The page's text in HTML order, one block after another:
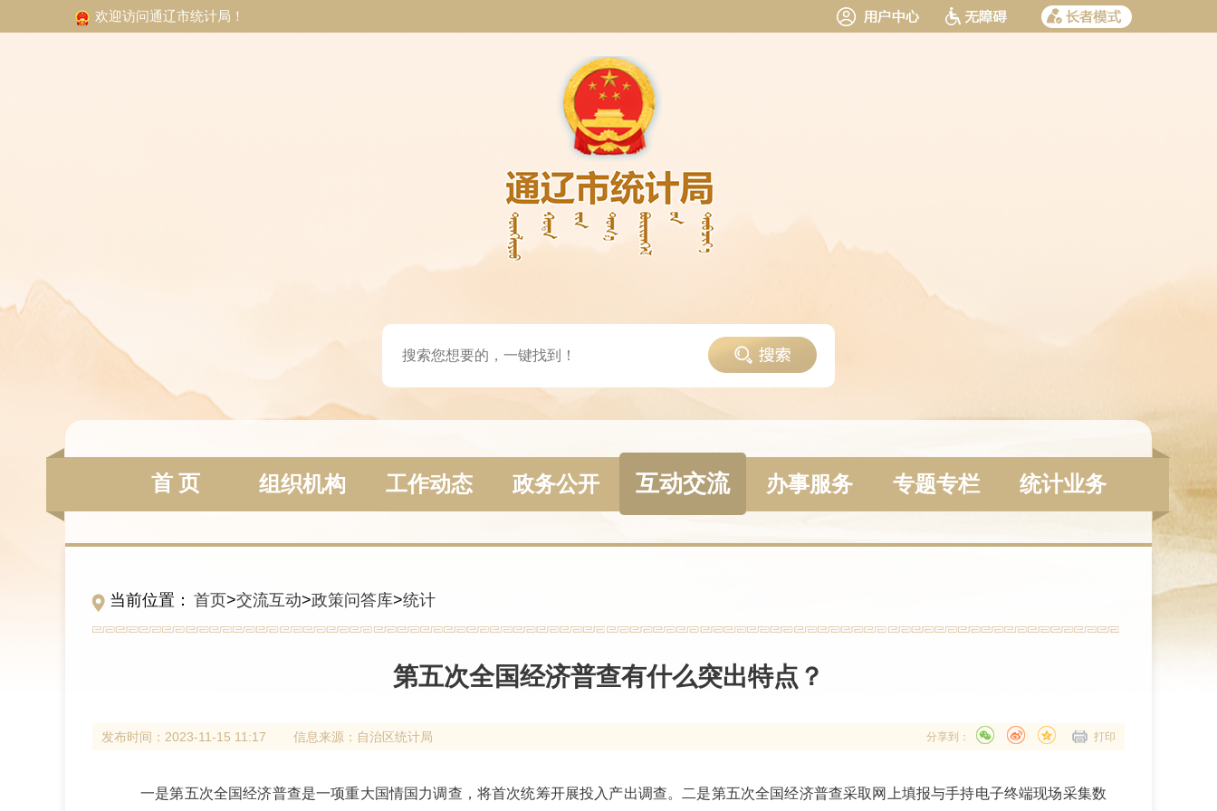
欢迎访问通辽市统计局！
首 页 组织机构 工作动态 政务公开 互动交流 办事服务 专题专栏 统计业务
当前位置： 首页>交流互动>政策问答库>统计
第五次全国经济普查有什么突出特点？
发布时间： 2023-11-15 11:17 信息来源： 自治区统计局 打印
分享到：
一是第五次全国经济普查是一项重大国情国力调查，将首次统筹开展投入产出调查。二是第五次全国经济普查采取网上填报与手持电子终端现场采集数